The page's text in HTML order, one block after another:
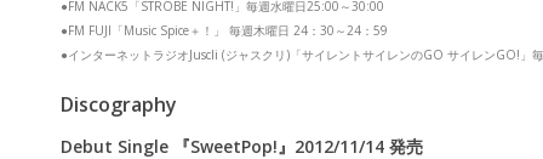
●FM NACK5「STROBE NIGHT!」毎週水曜日25:00～30:00
●FM FUJI「Music Spice＋！」 毎週木曜日 24：30～24：59
●インターネットラジオJuscli (ジャスクリ)「サイレントサイレンのGO サイレンGO!」
Discography
Debut Single 『SweetPop!』2012/11/14 発売